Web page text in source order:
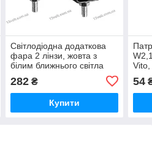
Світлодіодна додаткова
фара 2 лінзи, жовта з
білим ближнього світла
282₴
Купити
Vito,
54